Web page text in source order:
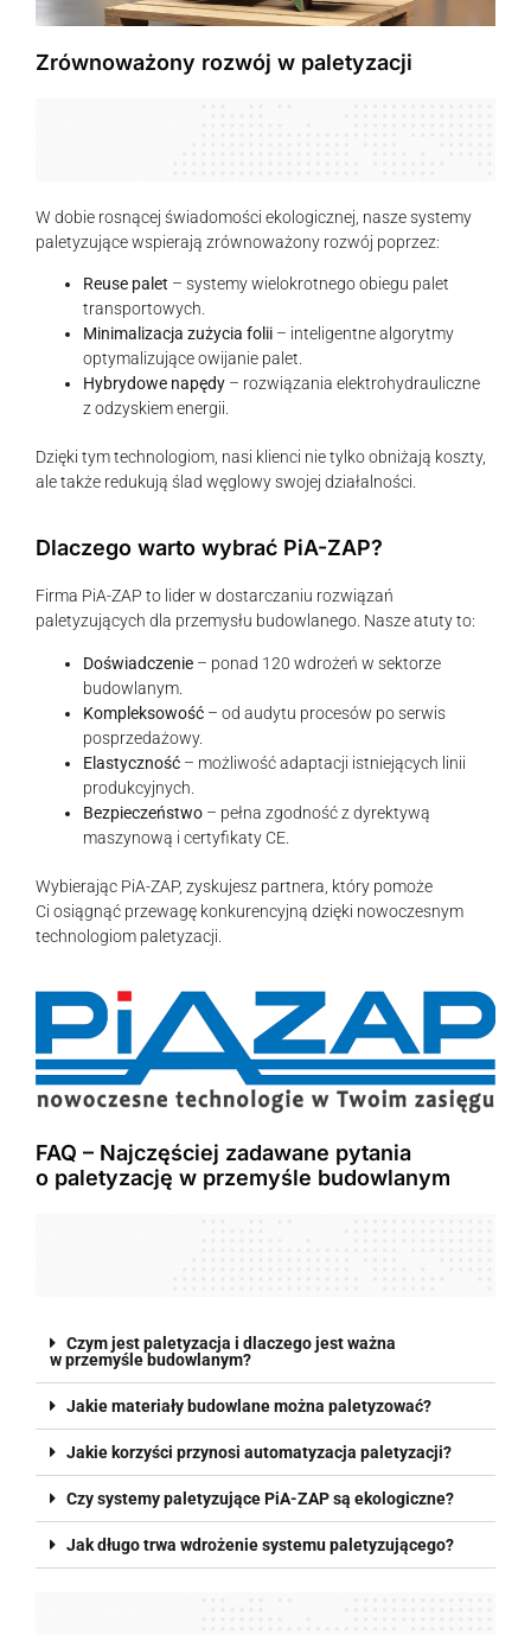
Zrównoważony rozwój w paletyzacji
W dobie rosnącej świadomości ekologicznej, nasze systemy
paletyzujące wspierają zrównoważony rozwój poprzez:
Reuse palet – systemy wielokrotnego obiegu palet
transportowych.
Minimalizacja zużycia folii – inteligentne algorytmy
optymalizujące owijanie palet.
Hybrydowe napędy – rozwiązania elektrohydrauliczne
z odzyskiem energii.
Dzięki tym technologiom, nasi klienci nie tylko obniżają koszty,
ale także redukują ślad węglowy swojej działalności.
Dlaczego warto wybrać PiA-ZAP?
Firma PiA-ZAP to lider w dostarczaniu rozwiązań
paletyzujących dla przemysłu budowlanego. Nasze atuty to:
Doświadczenie – ponad 120 wdrożeń w sektorze
budowlanym.
Kompleksowość – od audytu procesów po serwis
posprzedażowy.
Elastyczność – możliwość adaptacji istniejących linii
produkcyjnych.
Bezpieczeństwo – pełna zgodność z dyrektywą
maszynową i certyfikaty CE.
Wybierając PiA-ZAP, zyskujesz partnera, który pomoże
Ci osiągnąć przewagę konkurencyjną dzięki nowoczesnym
technologiom paletyzacji.
FAQ – Najczęściej zadawane pytania
o paletyzację w przemyśle budowlanym
Czym jest paletyzacja i dlaczego jest ważna
w przemyśle budowlanym?
Jakie materiały budowlane można paletyzować?
Jakie korzyści przynosi automatyzacja paletyzacji?
Czy systemy paletyzujące PiA-ZAP są ekologiczne?
Jak długo trwa wdrożenie systemu paletyzującego?